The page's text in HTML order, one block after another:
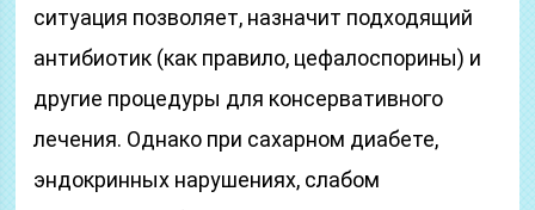
ситуация позволяет, назначит подходящий
антибиотик (как правило, цефалоспорины) и
другие процедуры для консервативного
лечения. Однако при сахарном диабете,
эндокринных нарушениях, слабом